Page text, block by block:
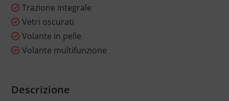
Trazione integrale
Vetri oscurati
Volante in pelle
Volante multifunzione
Descrizione